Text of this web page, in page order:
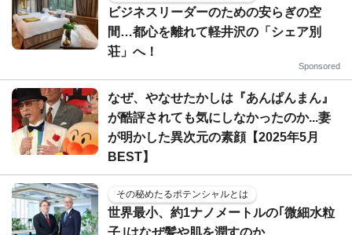
ビジネスリーダーのための安らぎの空
間…都心を離れて軽井沢の「シェア別
荘」へ！
Sponsored
なぜ、やなせたかしは『あんぱんまん』
が酷評されても気にしなかったのか...妻
が明かした異次元の素顔【2025年5月
BEST】
その秘めたるポテンシャルとは
世界最小、約1ナノメートルの｢微細水粒
子｣はなぜ髪や肌を潤すのか